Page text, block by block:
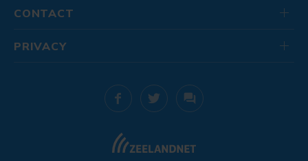
CONTACT
PRIVACY